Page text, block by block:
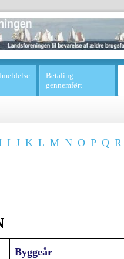
Betaling
gennemført
I J K L M N O P Q R
Byggeår